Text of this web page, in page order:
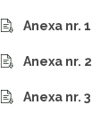
Anexa nr. 1
Anexa nr. 2
Anexa nr. 3